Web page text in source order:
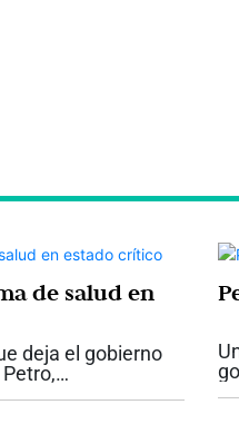
de salud en
deja el gobierno